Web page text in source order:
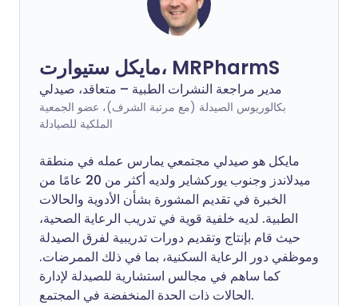
مايكل ستيوارت، MRPharmS
مدير مراجعة النشرات الطبية – متعاقد، صيدلي
بكالوريوس الصيدلة (مع مرتبة الشرف)، عضو الجمعية
الملكية للصيادلة
مايكل هو صيدلي مجتمعي يمارس عمله في منطقة
ميدلاندز وجنوب يوركشاير ولديه أكثر من 20 عامًا من
الخبرة في تقديم المشورة بشأن الأدوية والحالات
الطبية. لديه خلفية قوية في تدريب الرعاية الصحية،
حيث قام بإنتاج وتقديم دورات تدريبية لفرق الصيدلة
وموظفي دور الرعاية السكنية، بما في ذلك الممرضات.
كما ساهم في مجالس استشارية للصيدلة لإدارة
الحالات ذات الحدة المنخفضة في المجتمع.